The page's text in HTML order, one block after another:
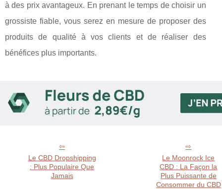
à des prix avantageux. En prenant le temps de choisir un
grossiste fiable, vous serez en mesure de proposer des
produits de qualité à vos clients et de réaliser des
bénéfices plus importants.
Le CBD Dropshipping
: Plus Populaire Que
Jamais
Le Moonrock Ice
CBD : La Façon la
Plus Puissante de
Consommer du CBD